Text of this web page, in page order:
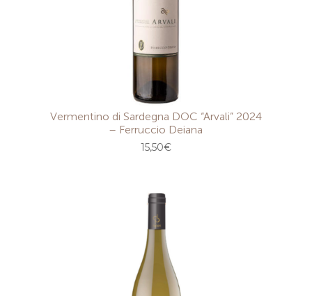
Vermentino di Sardegna DOC “Arvali” 2024
– Ferruccio Deiana
15,50€